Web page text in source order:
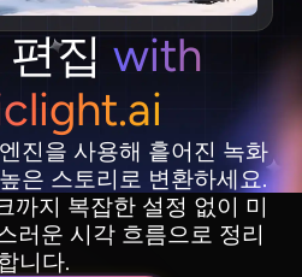
집 with
진을 사용해 흩어진 녹화
은 스토리로 변환하세요.
까지 복잡한 설정 없이 미
러운 시각 흐름으로 정리
니다.